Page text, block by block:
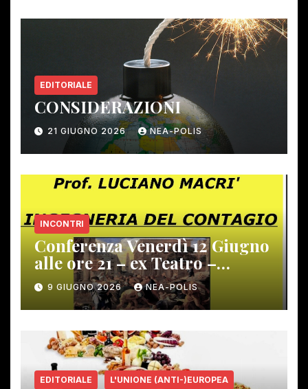
EDITORIALE
CONSIDERAZIONI
21 GIUGNO 2026 NEA-POLIS
INCONTRI
Conferenza Venerdì 12 Giugno
alle ore 21 – ex Teatro –
Gambassi Terme –
9 GIUGNO 2026 NEA-POLIS
EDITORIALE L'UNIONE (ANTI-)EUROPEA